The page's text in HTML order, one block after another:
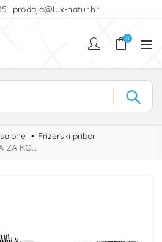
prodaja@lux-natur.hr
0
Frizerski pribor
ČETKA ZA KOSU TERMO 43mm